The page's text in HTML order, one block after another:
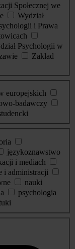
Społecznej we
Wydział
i Prawa
Psychologii w
Zakład
europejskich
badawczy
językoznawstwo
i mediach
i administracji
nauki
psychologia